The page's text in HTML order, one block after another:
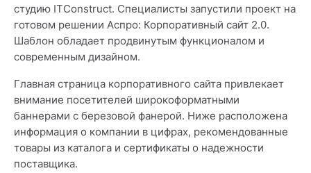
студию ITConstruct. Специалисты запустили проект на
готовом решении Аспро: Корпоративный сайт 2.0.
Шаблон обладает продвинутым функционалом и
современным дизайном.
Главная страница корпоративного сайта привлекает
внимание посетителей широкоформатными
баннерами с березовой фанерой. Ниже расположена
информация о компании в цифрах, рекомендованные
товары из каталога и сертификаты о надежности
поставщика.